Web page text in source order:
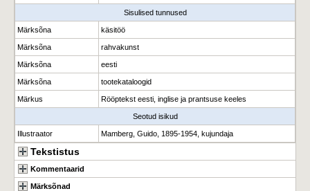
Sisulised tunnused
Märksõna käsitöö
Märksõna rahvakunst
Märksõna eesti
Märksõna tootekataloogid
Märkus Rööptekst eesti, inglise ja prantsuse keeles
Seotud isikud
Illustraator Mamberg, Guido, 1895-1954, kujundaja
Tekstistus
Kommentaarid
Märksõnad